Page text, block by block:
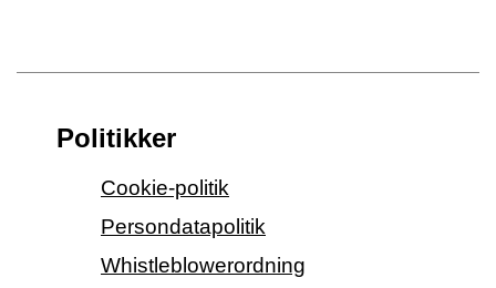
Politikker
Cookie-politik
Persondatapolitik
Whistleblowerordning